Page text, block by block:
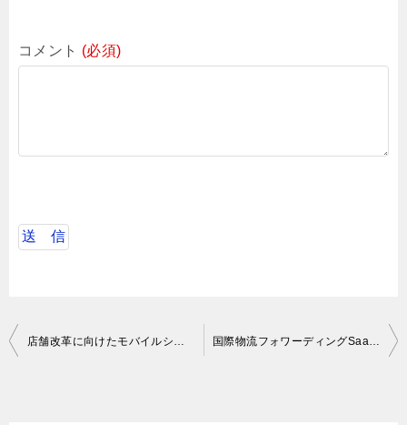
コメント (必須)
投
店舗改革に向けたモバイルシステム開発案件 国際物流フォワーディングSaaSシステムの導入支援業務